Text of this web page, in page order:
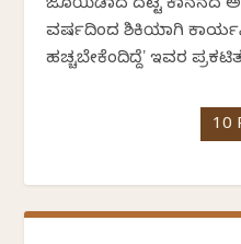
ಜೊಯಿಡಾದ ದಟ್ಟ ಕಾನನದ
ವರ್ಷದಿಂದ ಶಿಕ್ಷಕಿಯಾಗಿ
ಹಚ್ಚಬೇಕೆಂದಿದ್ದೆʼ ಇವರ
10